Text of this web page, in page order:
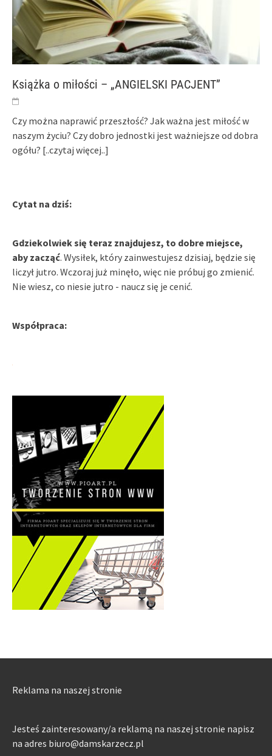
Książka o miłości – „ANGIELSKI PACJENT”
Czy można naprawić przeszłość? Jak ważna jest miłość w
naszym życiu? Czy dobro jednostki jest ważniejsze od dobra
ogółu? [..czytaj więcej..]
Cytat na dziś:
Gdziekolwiek się teraz znajdujesz, to dobre miejsce,
aby zacząć. Wysiłek, który zainwestujesz dzisiaj, będzie się
liczył jutro. Wczoraj już minęło, więc nie próbuj go zmienić.
Nie wiesz, co niesie jutro - naucz się je cenić.
Współpraca:
Reklama na naszej stronie
Jesteś zainteresowany/a reklamą na naszej stronie napisz
na adres biuro@damskarzecz.pl